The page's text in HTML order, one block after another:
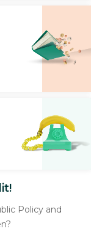
Policy and